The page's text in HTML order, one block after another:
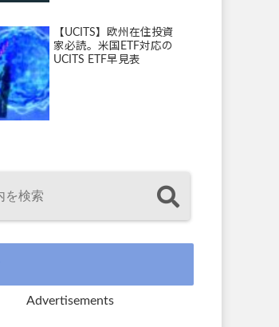
【UCITS】欧州在住投資
家必読。米国ETF対応の
UCITS ETF早見表
Advertisements